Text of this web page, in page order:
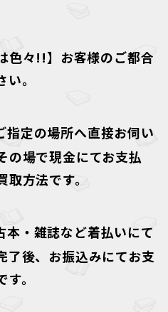
色々!!】 お客様のご都合
。
指定の場所へ直接お伺い
の場で現金にてお支払
方法です。
本・雑誌など着払いにて
了後、お振込みにてお支
。